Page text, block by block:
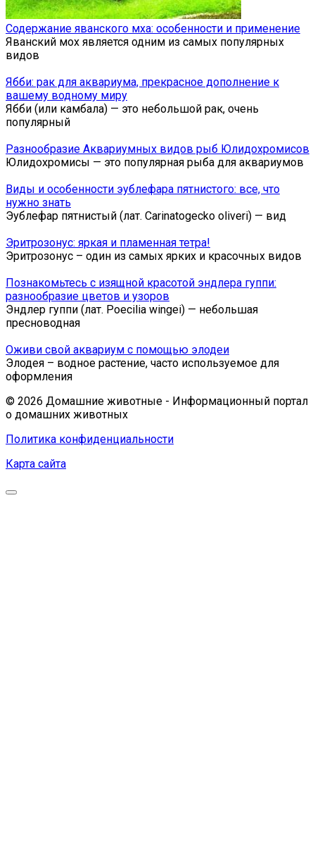
Содержание яванского мха: особенности и применение
Яванский мох является одним из самых популярных
видов
Ябби: рак для аквариума, прекрасное дополнение к
вашему водному миру
Ябби (или камбала) — это небольшой рак, очень
популярный
Разнообразие Аквариумных видов рыб Юлидохромисов
Юлидохромисы — это популярная рыба для аквариумов
Виды и особенности эублефара пятнистого: все, что
нужно знать
Эублефар пятнистый (лат. Carinatogecko oliveri) — вид
Эритрозонус: яркая и пламенная тетра!
Эритрозонус – один из самых ярких и красочных видов
Познакомьтесь с изящной красотой эндлера гуппи:
разнообразие цветов и узоров
Эндлер гуппи (лат. Poecilia wingei) — небольшая
пресноводная
Оживи свой аквариум с помощью элодеи
Элодея – водное растение, часто используемое для
оформления
© 2026 Домашние животные - Информационный портал
о домашних животных
Политика конфиденциальности
Карта сайта